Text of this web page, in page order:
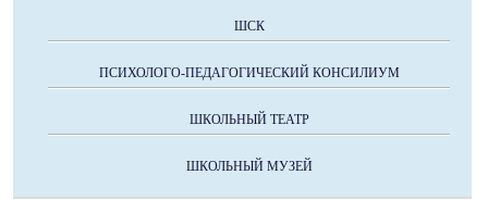
ШСК
ПСИХОЛОГО-ПЕДАГОГИЧЕСКИЙ КОНСИЛИУМ
ШКОЛЬНЫЙ ТЕАТР
ШКОЛЬНЫЙ МУЗЕЙ